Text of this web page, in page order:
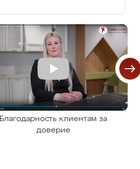
Благодарность клиентам за
доверие